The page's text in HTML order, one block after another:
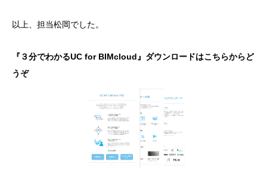
以上、担当松岡でした。
『３分でわかるUC for BIMcloud』ダウンロードはこちらからど
うぞ